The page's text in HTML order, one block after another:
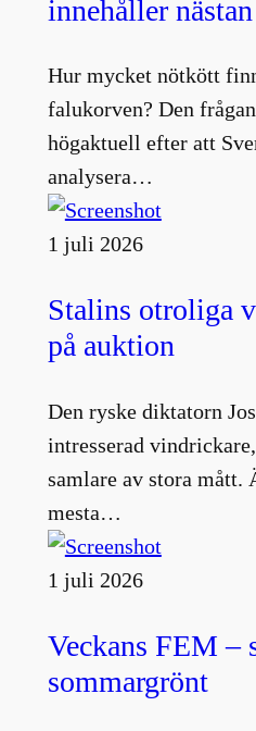
innehåller
Hur mycket nötkött
falukorven? Den
högaktuell efter att
analysera…
1 juli 2026
Stalins otroliga
på auktion
Den ryske diktatorn
intresserad
samlare av stora mått.
mesta…
1 juli 2026
Veckans FEM –
sommargrönt